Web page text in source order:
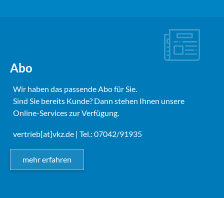
Abo
Wir haben das passende Abo für Sie.
Sind Sie bereits Kunde? Dann stehen Ihnen unsere
Online-Services zur Verfügung.
vertrieb[at]vkz.de | Tel.: 07042/91935
mehr erfahren